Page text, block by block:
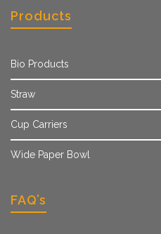
Products
Bio Products
Straw
Cup Carriers
Wide Paper Bowl
FAQ’s